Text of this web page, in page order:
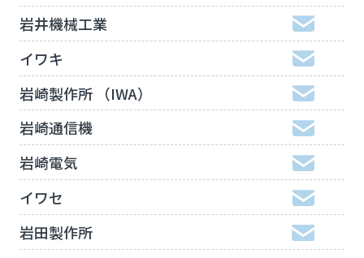
岩井機械工業
イワキ
岩崎製作所 （IWA）
岩崎通信機
岩崎電気
イワセ
岩田製作所